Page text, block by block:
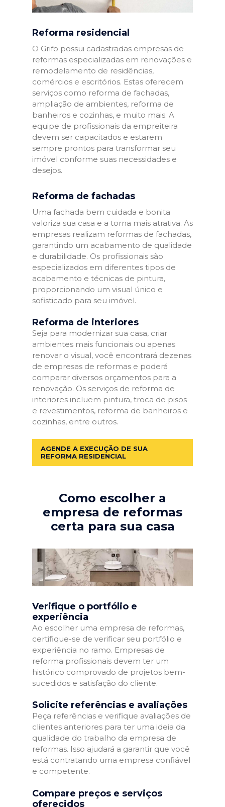
Reforma residencial
O Grifo possui cadastradas empresas de
reformas especializadas em renovações e
remodelamento de residências,
comércios e escritórios. Estas oferecem
serviços como reforma de fachadas,
ampliação de ambientes, reforma de
banheiros e cozinhas, e muito mais. A
equipe de profissionais da empreiteira
devem ser capacitados e estarem
sempre prontos para transformar seu
imóvel conforme suas necessidades e
desejos.
Reforma de fachadas
Uma fachada bem cuidada e bonita
valoriza sua casa e a torna mais atrativa. As
empresas realizam reformas de fachadas,
garantindo um acabamento de qualidade
e durabilidade. Os profissionais são
especializados em diferentes tipos de
acabamento e técnicas de pintura,
proporcionando um visual único e
sofisticado para seu imóvel.
Reforma de interiores
Seja para modernizar sua casa, criar
ambientes mais funcionais ou apenas
renovar o visual, você encontrará dezenas
de empresas de reformas e poderá
comparar diversos orçamentos para a
renovação. Os serviços de reforma de
interiores incluem pintura, troca de pisos
e revestimentos, reforma de banheiros e
cozinhas, entre outros.
AGENDE A EXECUÇÃO DE SUA
REFORMA RESIDENCIAL
Como escolher a
empresa de reformas
certa para sua casa
Verifique o portfólio e
experiência
Ao escolher uma empresa de reformas,
certifique-se de verificar seu portfólio e
experiência no ramo. Empresas de
reforma profissionais devem ter um
histórico comprovado de projetos bem-
sucedidos e satisfação do cliente.
Solicite referências e avaliações
Peça referências e verifique avaliações de
clientes anteriores para ter uma ideia da
qualidade do trabalho da empresa de
reformas. Isso ajudará a garantir que você
está contratando uma empresa confiável
e competente.
Compare preços e serviços
oferecidos